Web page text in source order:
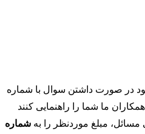
در صورت داشتن سوال با شماره
تا همکاران ما شما را راهنمایی کنند
مبلغ موردنظر را به شماره